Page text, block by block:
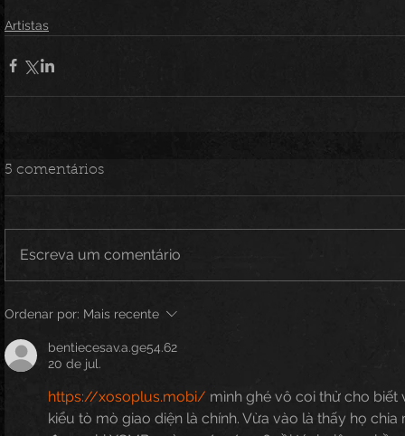
Artistas
5 comentários
Escreva um comentário
Ordenar por: Mais recente
bentiecesav.a.ge54.62
20 de jul.
https://xosoplus.mobi/ mình ghé vô coi thử cho
kiểu tò mò giao diện là chính. Vừa vào là thấy họ